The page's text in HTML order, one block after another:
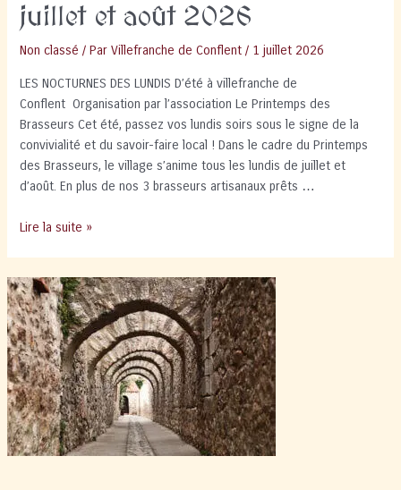
juillet et août 2026
Non classé / ParVillefranche de Conflent / 1 juillet 2026
LES NOCTURNES DES LUNDIS D’été à villefranche de
Conflent Organisation par l’association Le Printemps des
Brasseurs Cet été, passez vos lundis soirs sous le signe de la
convivialité et du savoir-faire local ! Dans le cadre du Printemps
des Brasseurs, le village s’anime tous les lundis de juillet et
d’août. En plus de nos 3 brasseurs artisanaux prêts …
Nocturnes
soirs
juillet
et
août
2026
Lire la suite »